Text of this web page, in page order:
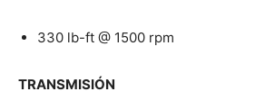
330 lb-ft @ 1500 rpm
TRANSMISIÓN